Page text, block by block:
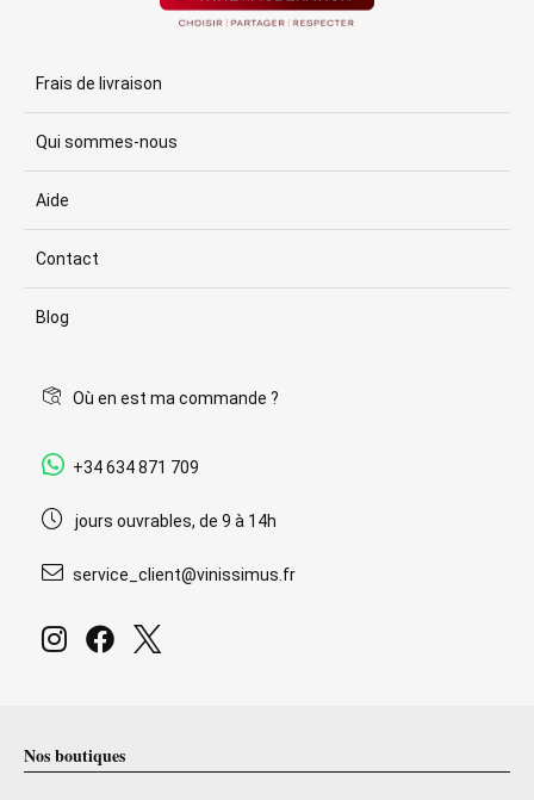
Frais de livraison
Qui sommes-nous
Aide
Contact
Blog
Où en est ma commande ?
+34 634 871 709
jours ouvrables, de 9 à 14h
service_client@vinissimus.fr
Nos boutiques